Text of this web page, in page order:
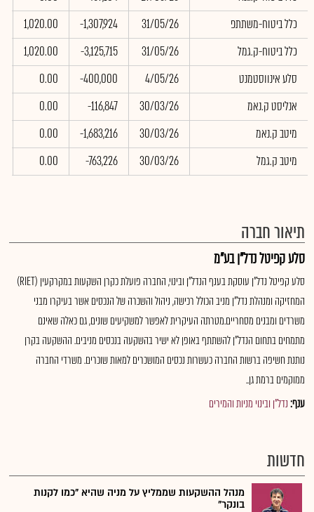
כלל ביטוח-משתתפ
31/05/26
-1,307,924
1,020.00
כלל ביטוח-ק.גמל
31/05/26
-3,125,715
1,020.00
סלע אינווסטמנט
4/05/26
-400,000
0.00
אנליסט ק.נאמ
30/03/26
-116,847
0.00
מיטב ק.נאמ
30/03/26
-1,683,216
0.00
מיטב ק.גמל
30/03/26
-763,226
0.00
תיאור חברה
סלע קפיטל נדל"ן בע"מ
סלע קפיטל נדל"ן עוסקת בענף הנדל"ן ובינוי, החברה פועלת כקרן השקעות במקרקעין (RIET)
המחזיקה ומנהלת נדל"ן מניב הכולל רכישה, ניהול והשכרה של הנכסים אשר בעיקרו מבני
משרדים ומבנים מסחריים.מטרתה העיקרית לאפשר למשקיעים שונים, גם כאלה שאינם
מתמחים בתחום הנדל"ן להשתתף באופן לא ישיר בהשקעה בנכסים מניבים. ההשקעה בקרן
נותנת חשיפה ברשות החברה כעשרות נכסים המושכרים למאות שוכרים. משרדי החברה
ממוקמים ברמת גן..
ענף:נדל"ן ובינוי מניות והמירים
חדשות
מנהל ההשקעות שממליץ על מניה שהיא "כמו לקנות
בונקר"